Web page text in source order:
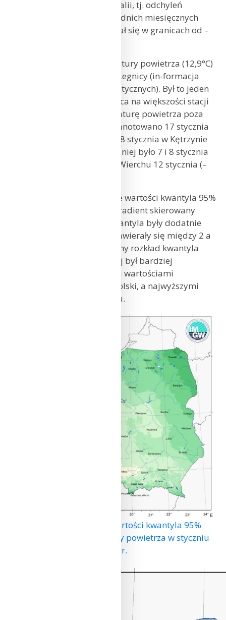
powietrza). Wskaźnik anomalii, tj. odchyleń
od wartości wieloletnich średnich miesięcznych
z okresu 1991-2020, zawierał się w granicach od –
Najwyższą wartość temperatury powietrza (12,9°C)
odnotowano 24 stycznia w Legnicy (in-formacja
dotyczy jedynie stacji synoptycznych). Był to jeden
z najcieplejszych dni miesiąca na większości stacji
w Polsce. Najniższą temperaturę powietrza poza
stacjami wysokogórskimi zanotowano 17 stycznia
w Suwałkach (–23,8°C) oraz 8 stycznia w Kętrzynie
(–22°C). Na Śnieżce najchłodniej było 7 i 8 stycznia
(–16,4°C), a na Kasprowym Wierchu 12 stycznia (–
W przestrzennym rozkładzie wartości kwantyla 95%
zaznaczał się dość spójny gradient skierowany
w kierunku NE; wartości kwantyla były dodatnie
na całym obszarze kraju i zawierały się między 2 a
11°C. Natomiast przestrzenny rozkład kwantyla
5% temperatury minimalnej był bardziej
zróżnicowany, z najniższymi wartościami
na północnym-wschodzie Polski, a najwyższymi
występującymi na wybrzeżu.
Przestrzenny rozkład wartości kwantyla 95%
maksymalnej temperatury powietrza w styczniu
2024 r.